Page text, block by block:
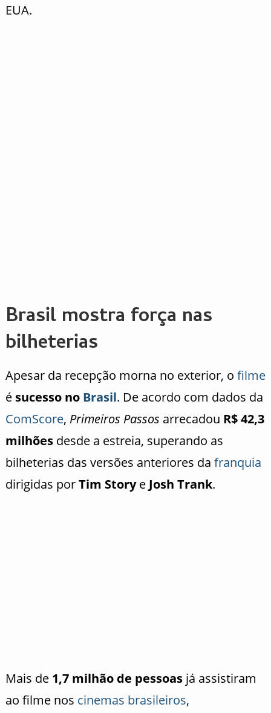
EUA.
Brasil mostra força nas
bilheterias
Apesar da recepção morna no exterior, o filme
é sucesso no Brasil. De acordo com dados da
ComScore, Primeiros Passos arrecadou R$ 42,3
milhõesdesde a estreia, superando as
bilheterias das versões anteriores da franquia
dirigidas porTim Storye Josh Trank.
Mais de 1,7 milhão de pessoasjá assistiram
ao filme nos cinemas brasileiros,